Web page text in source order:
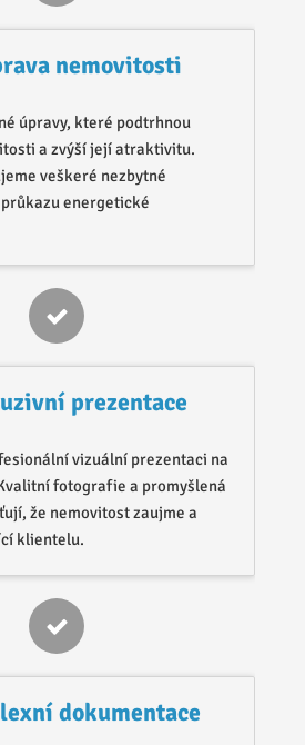
nemovitosti
úpravy, které podtrhnou
a zvýší její atraktivitu.
veškeré nezbytné
energetické
prezentace
vizuální prezentaci na
fotografie a promyšlená
že nemovitost zaujme a
klientelu.
dokumentace